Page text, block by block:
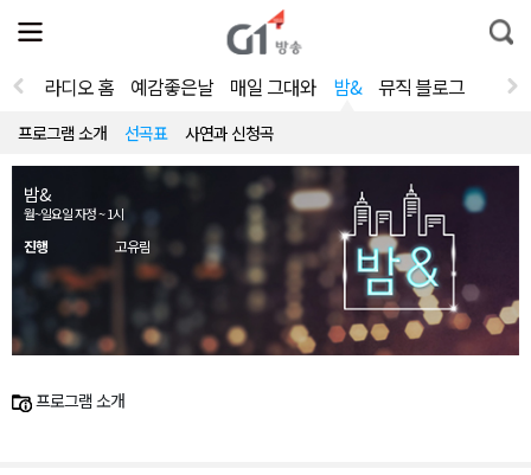
전
체
뉴
열
통
합
라디오 홈 예감좋은날 매일 그대와 밤& 뮤직 블로그
프로그램 소개 선곡표 사연과 신청곡
밤&
월~일요일 자정 ~ 1시
진행 고유림
프로그램 소개